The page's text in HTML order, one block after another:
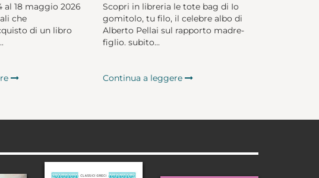
al 18 maggio 2026
che
di un libro
Scopri in libreria le tote bag di Io
gomitolo, tu filo, il celebre albo di
Alberto Pellai sul rapporto madre-
figlio. subito...
Continua a leggere